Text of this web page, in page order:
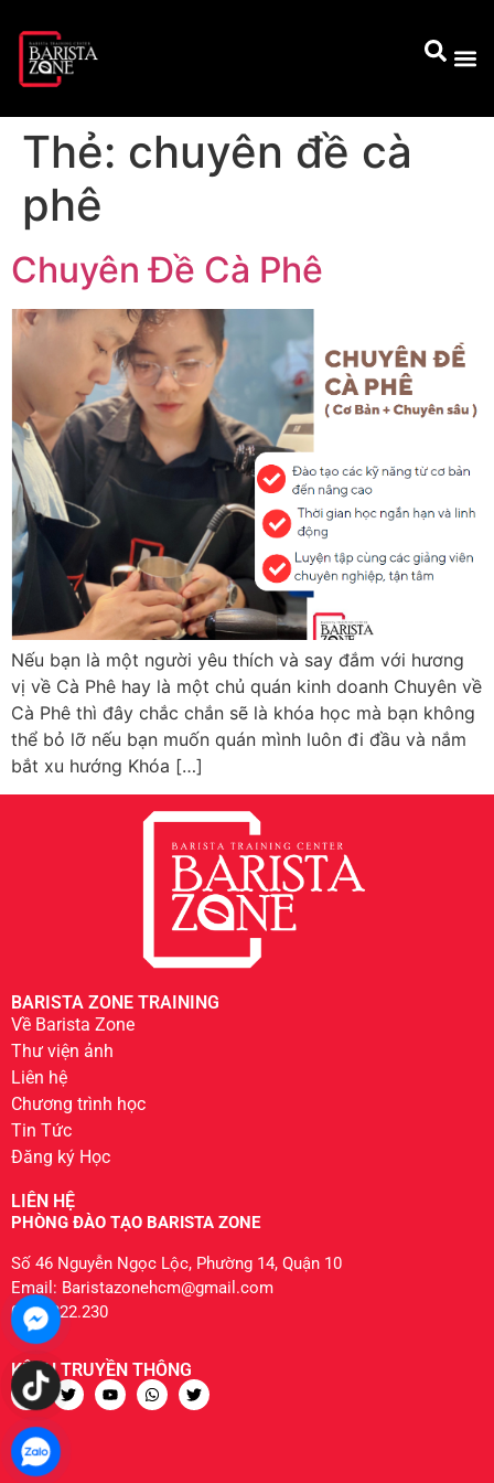
Thẻ: chuyên đề cà
phê
Chuyên Đề Cà Phê
Nếu bạn là một người yêu thích và say đắm với hương
vị về Cà Phê hay là một chủ quán kinh doanh Chuyên về
Cà Phê thì đây chắc chắn sẽ là khóa học mà bạn không
thể bỏ lỡ nếu bạn muốn quán mình luôn đi đầu và nắm
bắt xu hướng Khóa […]
BARISTA ZONE TRAINING
Về Barista Zone
Thư viện ảnh
Liên hệ
Chương trình học
Tin Tức
Đăng ký Học
LIÊN HỆ
PHÒNG ĐÀO TẠO BARISTA ZONE
Số 46 Nguyễn Ngọc Lộc, Phường 14, Quận 10
Email: Baristazonehcm@gmail.com
0904.222.230
KÊNH TRUYỀN THÔNG